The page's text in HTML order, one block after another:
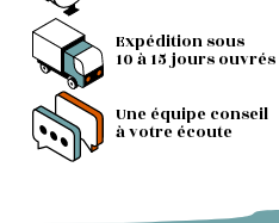
Expédition sous
10 à 15 jours ouvrés
Une équipe conseil
à votre écoute